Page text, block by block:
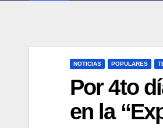
NOTICIAS POPULARES
Por 4to
en la